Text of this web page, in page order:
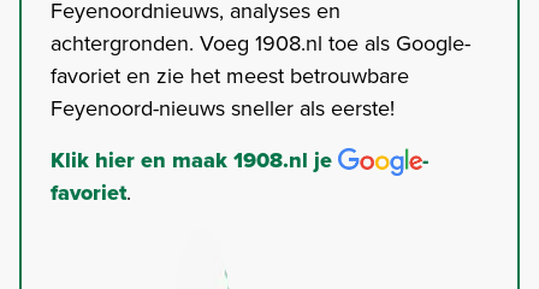
Feyenoordnieuws, analyses en
achtergronden. Voeg 1908.nl toe als Google-
favoriet en zie het meest betrouwbare
Feyenoord-nieuws sneller als eerste!
Klik hier en maak 1908.nl je
-
favoriet.